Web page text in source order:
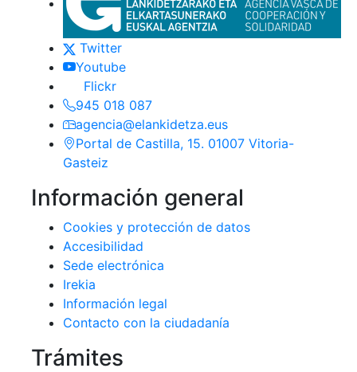
Twitter(Este enlace se abrirá en nueva
Youtube(Este enlace se abrirá en nueva
Flickr(Este enlace se abrirá en nueva
945 018 087
agencia@elankidetza.eus
Portal de Castilla, 15. 01007 Vitoria-
Gasteiz
Información general
Cookies y protección de datos
Accesibilidad
Sede electrónica
Irekia
Información legal
Contacto con la ciudadanía
Trámites